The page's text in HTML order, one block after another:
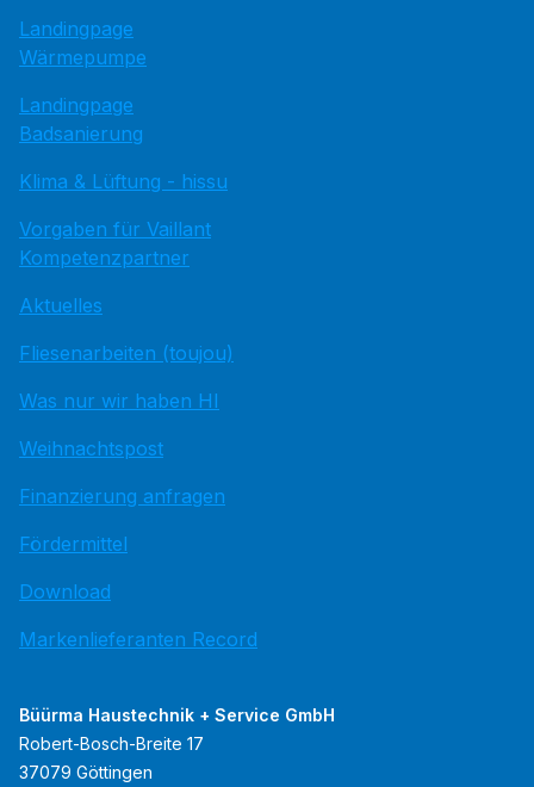
Landingpage
Wärmepumpe
Landingpage
Badsanierung
Klima & Lüftung - hissu
Vorgaben für Vaillant
Kompetenzpartner
Aktuelles
Fliesenarbeiten (toujou)
Was nur wir haben HI
Weihnachtspost
Finanzierung anfragen
Fördermittel
Download
Markenlieferanten Record
Büürma Haustechnik + Service GmbH
Robert-Bosch-Breite 17
37079 Göttingen